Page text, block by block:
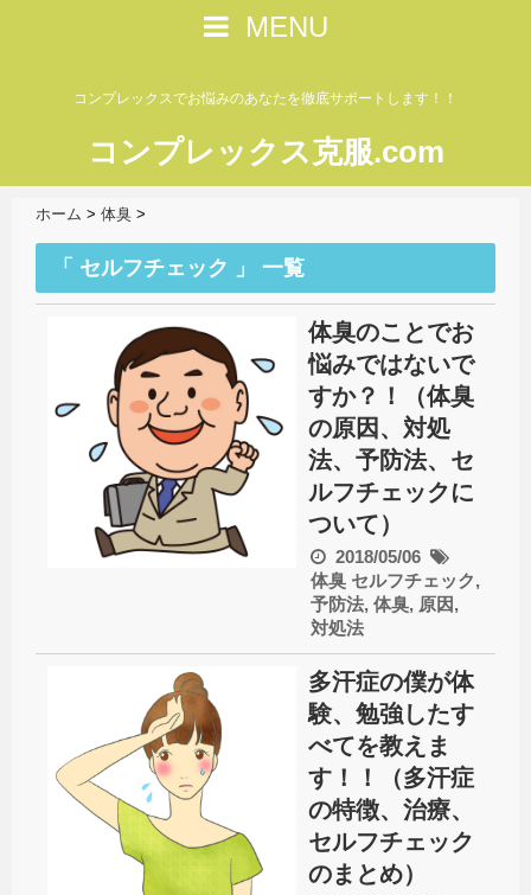
MENU
コンプレックスでお悩みのあなたを徹底サポートします！！
コンプレックス克服.com
ホーム > 体臭 >
「 セルフチェック 」 一覧
体臭のことでお
悩みではないで
すか？！（体臭
の原因、対処
法、予防法、セ
ルフチェックに
ついて）
2018/05/06
体臭 セルフチェック,
予防法, 体臭, 原因,
対処法
多汗症の僕が体
験、勉強したす
べてを教えま
す！！（多汗症
の特徴、治療、
セルフチェック
のまとめ）